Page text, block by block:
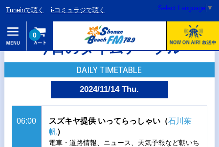
Tuneinで聴く i-コミュラジで聴く Select Language ▼
0
今日のタイムテーブル
DAILY TIMETABLE
2024/11/14 Thu.
06:00 スズキヤ提供 いってらっしゃい（石川茱
帆）
電車・道路情報、ニュース、天気予報など朝いち